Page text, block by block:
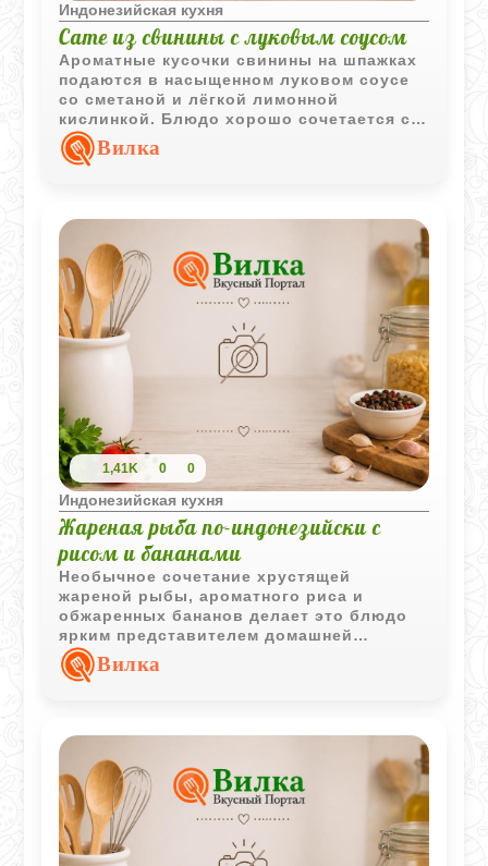
Индонезийская кухня
Сате из свинины с луковым соусом
Ароматные кусочки свинины на шпажках
подаются в насыщенном луковом соусе
со сметаной и лёгкой лимонной
кислинкой. Блюдо хорошо сочетается с
рассыпчатым рисом и подходит как для
семейного ужина, так и для праздничного
Вилка
1,41K 0 0
Индонезийская кухня
Жареная рыба по-индонезийски с
рисом и бананами
Необычное сочетание хрустящей
жареной рыбы, ароматного риса и
обжаренных бананов делает это блюдо
ярким представителем домашней
индонезийской кухни. Контраст вкусов
придаёт ему особый характер.
Вилка